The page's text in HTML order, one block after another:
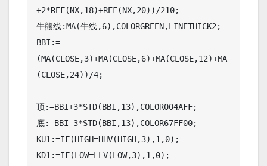
+2*REF(NX,18)+REF(NX,20))/210;
牛熊线:MA(牛线,6),COLORGREEN,LINETHICK2;
BBI:=
(MA(CLOSE,3)+MA(CLOSE,6)+MA(CLOSE,12)+MA
(CLOSE,24))/4;
顶:=BBI+3*STD(BBI,13),COLOR004AFF;
底:=BBI-3*STD(BBI,13),COLOR67FF00;
KU1:=IF(HIGH=HHV(HIGH,3),1,0);
KD1:=IF(LOW=LLV(LOW,3),1,0);